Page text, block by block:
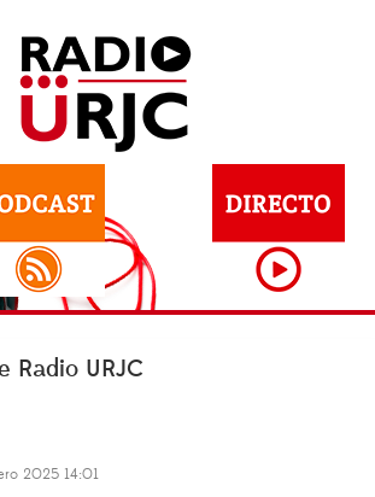
Radio URJC
2025 14:01